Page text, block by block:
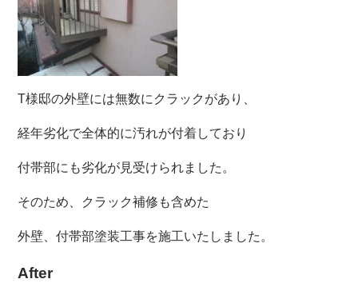
T様邸の外壁には無数にクラックがあり、
経年劣化で全体的に汚れが付着しており
付帯部にも劣化が見受けられました。
そのため、クラック補修も含めた
外壁、付帯部塗装工事を施工いたしました。
After